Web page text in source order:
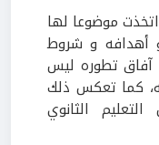
موضوعا لها
أهدافه و شروط
آفاق تطوره ليس
كما تعكس ذلك
الثانوي